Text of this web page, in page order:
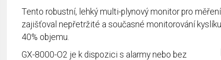
Tento robustní, lehký multi-plynový monitor pro
zajišťoval nepřetržité a současné monitorování
40% objemu.
GX-8000-O2 je k dispozici s alarmy nebo bez